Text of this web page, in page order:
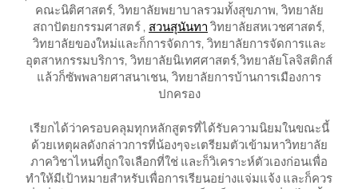
คณะนิติศาสตร์, วิทยาลัยพยาบาลรวมทั้งสุขภาพ, วิทยาลัย
สถาปัตยกรรมศาสตร์ , สวนสุนันทาวิทยาลัยสหเวชศาสตร์,
วิทยาลัยของใหม่และก็การจัดการ, วิทยาลัยการจัดการและ
อุตสาหกรรมบริการ, วิทยาลัยนิเทศศาสตร์,วิทยาลัยโลจิสติกส์
แล้วก็ซัพพลายศาสนาเชน, วิทยาลัยการบ้านการเมืองการ
ปกครอง
เรียกได้ว่าครอบคลุมทุกหลักสูตรที่ได้รับความนิยมในขณะนี้
ด้วยเหตุผลดังกล่าวการที่น้องๆจะเตรียมตัวเข้ามหาวิทยาลัย
ภาควิชาไหนที่ถูกใจเลือกที่ใช่ และก็วิเคราะห์ตัวเองก่อนเพื่อ
ทำให้มีเป้าหมายสำหรับเพื่อการเรียนอย่างแจ่มแจ้ง และก็ควร